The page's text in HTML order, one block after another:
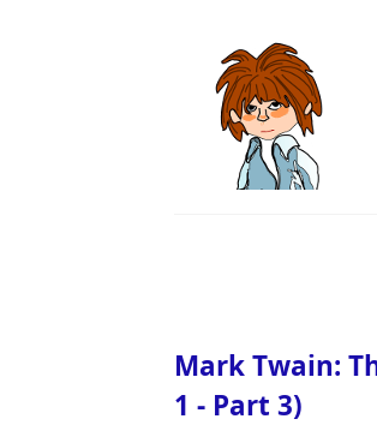
Mark Twain:
1 - Part 3)